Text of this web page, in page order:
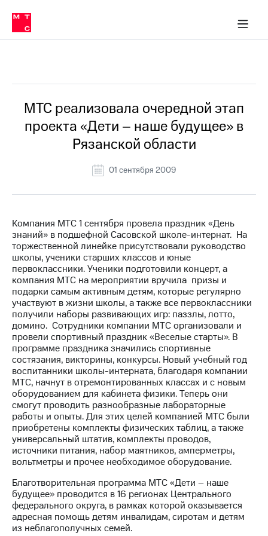
Медиа-центр
и акционерам
Устойчивое развитие
Комплаенс и деловая этика
компании
Карьера
История
компании
Руководство
информация
Контакты
Медиа-центр
Пресс-
релизы
МТС
о технологиях
Достижения
Интервью
Финансовая
отчетность
Контакты
Новости
в
регионе
и акционерам
Корпоративное
управление
Корпоративный
секретарь
в МТС
Пресс-
релизы
о технологиях
МТС реализовала очередной этап
проекта «Дети – наше будущее» в
Рязанской области
01 сентября 2009
Компания МТС 1 сентября провела праздник «День
знаний» в подшефной Сасовской школе-интернат. На
торжественной линейке присутствовали руководство
школы, ученики старших классов и юные
первоклассники. Ученики подготовили концерт, а
компания МТС на мероприятии вручила призы и
подарки самым активным детям, которые регулярно
участвуют в жизни школы, а также все первоклассники
получили наборы развивающих игр: паззлы, лотто,
домино. Сотрудники компании МТС организовали и
провели спортивный праздник «Веселые старты». В
программе праздника значились спортивные
состязания, викторины, конкурсы. Новый учебный год
воспитанники школы-интерната, благодаря компании
МТС, начнут в отремонтированных классах и с новым
оборудованием для кабинета физики. Теперь они
смогут проводить разнообразные лабораторные
работы и опыты. Для этих целей компанией МТС были
приобретены комплекты физических таблиц, а также
универсальный штатив, комплекты проводов,
источники питания, набор маятников, амперметры,
вольтметры и прочее необходимое оборудование.
Благотворительная программа МТС «Дети – наше
будущее» проводится в 16 регионах Центрального
федерального округа, в рамках которой оказывается
адресная помощь детям инвалидам, сиротам и детям
из неблагополучных семей.